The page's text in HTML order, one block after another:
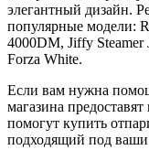
элегантный дизайн.
популярные модели:
4000DM, Jiffy
Forza White.
Если вам нужна
магазина
помогут купить
подходящий под ваши